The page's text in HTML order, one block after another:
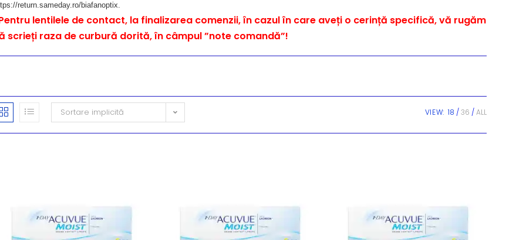
return.sameday.ro/biafanoptix.
lentilele de contact, la finalizarea comenzii, în cazul în care aveți o cerință specifică, vă rugăm
scrieți raza de curbură dorită, în câmpul ”note comandă”!
Sortare implicită VIEW: 18 36 ALL